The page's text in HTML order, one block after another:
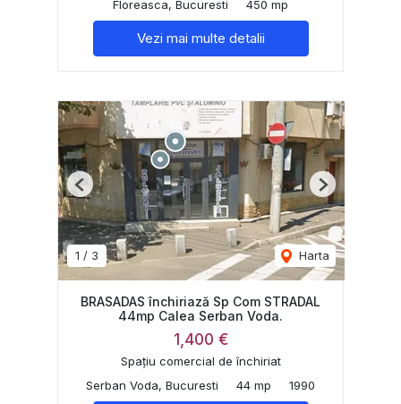
Floreasca, Bucuresti 450 mp
Vezi mai multe detalii
1 / 3 Harta
Previous Next
BRASADAS închiriază Sp Com STRADAL
44mp Calea Serban Voda.
1,400 €
Spațiu comercial de închiriat
Serban Voda, Bucuresti
44 mp 1990